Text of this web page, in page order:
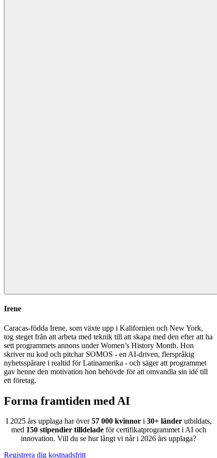
Irene
Caracas-födda Irene, som växte upp i Kalifornien och New York,
tog steget från att arbeta med teknik till att skapa med den efter att ha
sett programmets annons under Women’s History Month. Hon
skriver nu kod och pitchar SOMOS - en AI-driven, flerspråkig
nyhetsspårare i realtid för Latinamerika - och säger att programmet
gav henne den motivation hon behövde för att omvandla sin idé till
ett företag.
Forma framtiden med AI
I 2025 års upplaga har över57 000 kvinnori 30+ länderutbildats,
med 150 stipendier tilldeladeför certifikatprogrammet i AI och
innovation. Vill du se hur långt vi når i 2026 års upplaga?
Registrera dig kostnadsfritt